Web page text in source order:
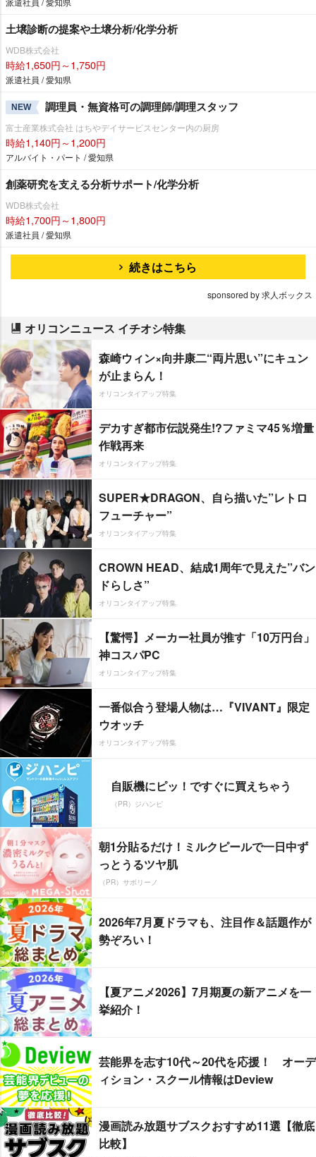
土壌診断の提案や土壌分析/化学分析
WDB株式会社
時給1,650円～1,750円
派遣社員 / 愛知県
NEW 調理員・無資格可の調理師/調理スタッフ
富士産業株式会社 はちやデイサービスセンター内の厨房
時給1,140円～1,200円
アルバイト・パート / 愛知県
創薬研究を支える分析サポート/化学分析
WDB株式会社
時給1,700円～1,800円
派遣社員 / 愛知県
続きはこちら
sponsored by 求人ボックス
オリコンニュース イチオシ特集
森崎ウィン×向井康二“両片思い”にキュン
が止まらん！
オリコンタイアップ特集
デカすぎ都市伝説発生!?ファミマ45％増量
作戦再来
オリコンタイアップ特集
SUPER★DRAGON、自ら描いた”レトロ
フューチャー”
オリコンタイアップ特集
CROWN HEAD、結成1周年で見えた”バン
ドらしさ”
オリコンタイアップ特集
【驚愕】メーカー社員が推す「10万円台」
神コスパPC
オリコンタイアップ特集
一番似合う登場人物は…『VIVANT』限定
ウオッチ
オリコンタイアップ特集
自販機にピッ！ですぐに買えちゃう
（PR）ジハンピ
朝1分貼るだけ！ミルクピールで一日中ず
っとうるツヤ肌
（PR）サボリーノ
2026年7月夏ドラマも、注目作＆話題作が
勢ぞろい！
【夏アニメ2026】7月期夏の新アニメを一
挙紹介！
芸能界を志す10代～20代を応援！ オーデ
ィション・スクール情報はDeview
漫画読み放題サブスクおすすめ11選【徹底
比較】